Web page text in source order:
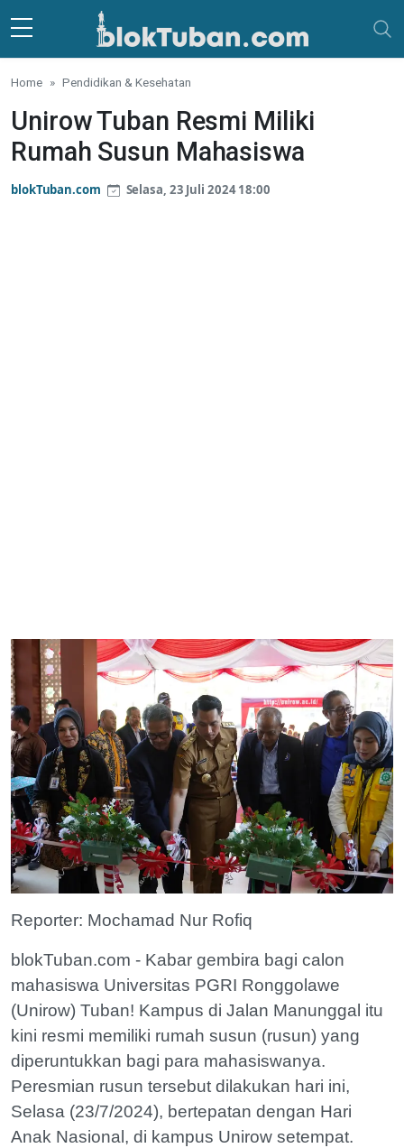
Skip to main content
Home Pendidikan & Kesehatan
Unirow Tuban Resmi Miliki
Rumah Susun Mahasiswa
blokTuban.com Selasa, 23 Juli 2024 18:00
Reporter: Mochamad Nur Rofiq
blokTuban.com - Kabar gembira bagi calon
mahasiswa Universitas PGRI Ronggolawe
(Unirow) Tuban! Kampus di Jalan Manunggal itu
kini resmi memiliki rumah susun (rusun) yang
diperuntukkan bagi para mahasiswanya.
Peresmian rusun tersebut dilakukan hari ini,
Selasa (23/7/2024), bertepatan dengan Hari
Anak Nasional, di kampus Unirow setempat.